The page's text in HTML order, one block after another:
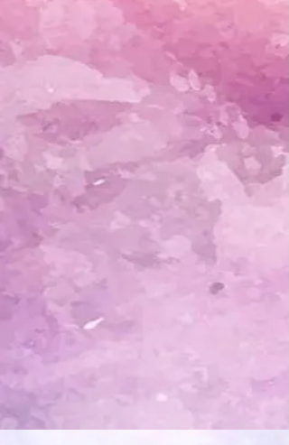
חיבור לתדר הודיה והדרכה עליונה.